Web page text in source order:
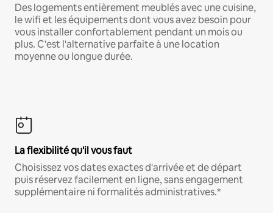
Des logements entièrement meublés avec une cuisine,
le wifi et les équipements dont vous avez besoin pour
vous installer confortablement pendant un mois ou
plus. C'est l'alternative parfaite à une location
moyenne ou longue durée.
La flexibilité qu'il vous faut
Choisissez vos dates exactes d'arrivée et de départ
puis réservez facilement en ligne, sans engagement
supplémentaire ni formalités administratives.*